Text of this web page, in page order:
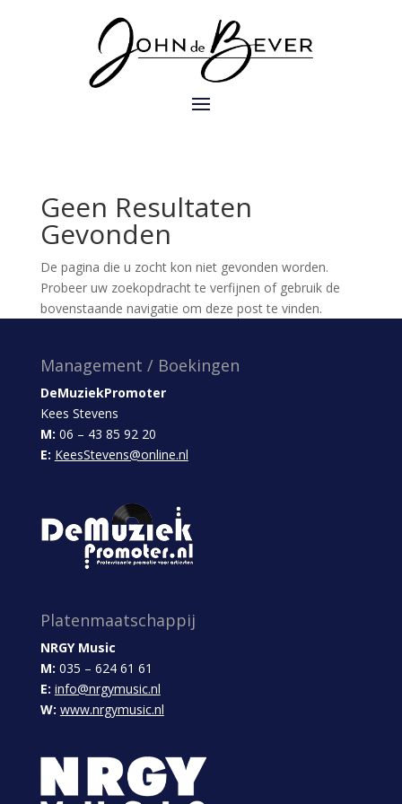
Geen Resultaten
Gevonden
De pagina die u zocht kon niet gevonden worden.
Probeer uw zoekopdracht te verfijnen of gebruik de
bovenstaande navigatie om deze post te vinden.
Management / Boekingen
DeMuziekPromoter
Kees Stevens
M: 06 – 43 85 92 20
E: KeesStevens@online.nl
Platenmaatschappij
NRGY Music
M: 035 – 624 61 61
E: info@nrgymusic.nl
W: www.nrgymusic.nl